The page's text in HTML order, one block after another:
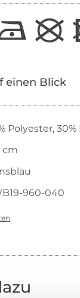
einen Blick
Polyester,
cm
960-040